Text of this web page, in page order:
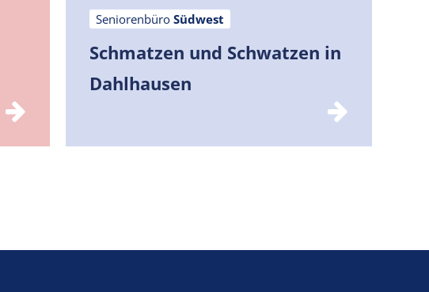
SeniorenbüroSüdwest
Schmatzen und Schwatzen in
Dahlhausen